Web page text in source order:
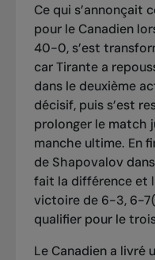
Ce qui s’annonçait
pour le Canadien
40-0, s’est
car Tirante a
dans le deuxième
décisif, puis s’est
prolonger le match
manche ultime. En
de Shapovalov
fait la différence et
victoire de 6-3, 6-
qualifier pour le
Le Canadien a livré